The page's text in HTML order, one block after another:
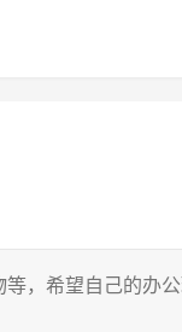
等，希望自己的